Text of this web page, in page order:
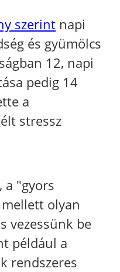
szerint napi
és gyümölcs
12, napi
pedig 14
a
stressz
a "gyors
olyan
vezessünk be
például a
rendszeres